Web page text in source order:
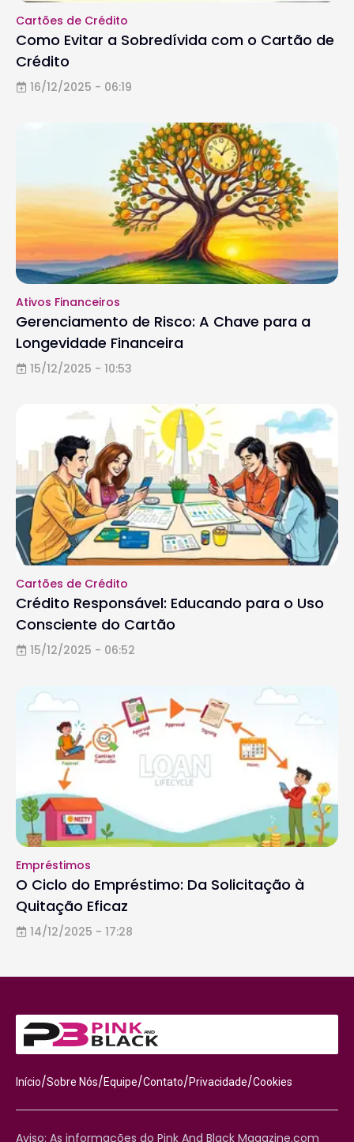
Cartões de Crédito
Como Evitar a Sobredívida com o Cartão de
Crédito
16/12/2025 - 06:19
Ativos Financeiros
Gerenciamento de Risco: A Chave para a
Longevidade Financeira
15/12/2025 - 10:53
Cartões de Crédito
Crédito Responsável: Educando para o Uso
Consciente do Cartão
15/12/2025 - 06:52
Empréstimos
O Ciclo do Empréstimo: Da Solicitação à
Quitação Eficaz
14/12/2025 - 17:28
Início/Sobre Nós/Equipe/Contato/Privacidade/Cookies
Aviso: As informações do Pink And Black Magazine.com